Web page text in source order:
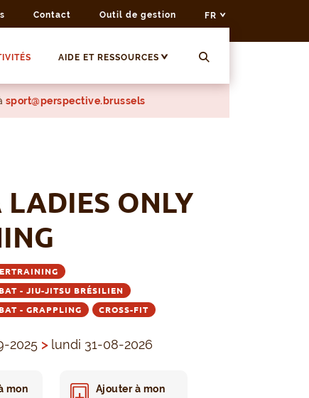
Contact Outil de gestion FR
AIDE ET RESSOURCES
sport@perspective.brussels
LADIES ONLY
- JIU-JITSU BRÉSILIEN
- GRAPPLING CROSS-FIT
2025 >lundi 31-08-2026
mon
Ajouter à mon